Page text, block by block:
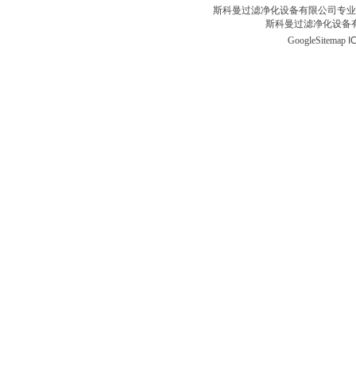
斯科曼过滤净化设备有限公司专
斯科曼过滤净化设备
GoogleSitemap